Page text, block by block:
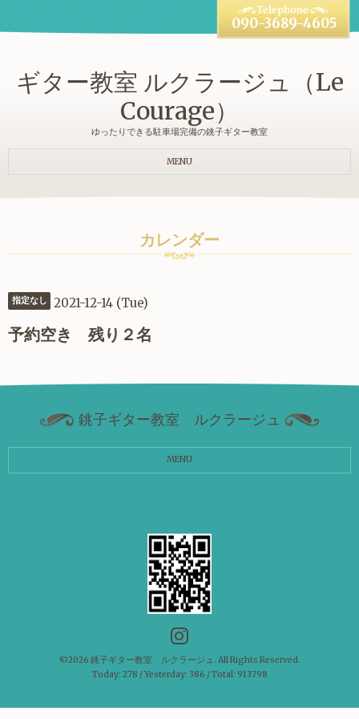
ギター教室 ルクラージュ（Le
Courage）
ゆったりできる駐車場完備の銚子ギター教室
090-3689-4605
MENU
カレンダー
指定なし 2021-12-14 (Tue)
予約空き 残り２名
銚子ギター教室 ルクラージュ
MENU
©2026 銚子ギター教室 ルクラージュ . All Rights Reserved.
Today: 278 / Yesterday: 386 / Total: 913798